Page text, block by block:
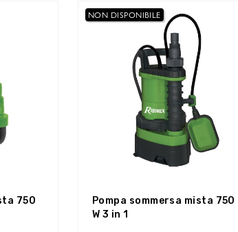
750
NON DISPONIBILE
Pompa sommersa mista 750
W 3 in 1